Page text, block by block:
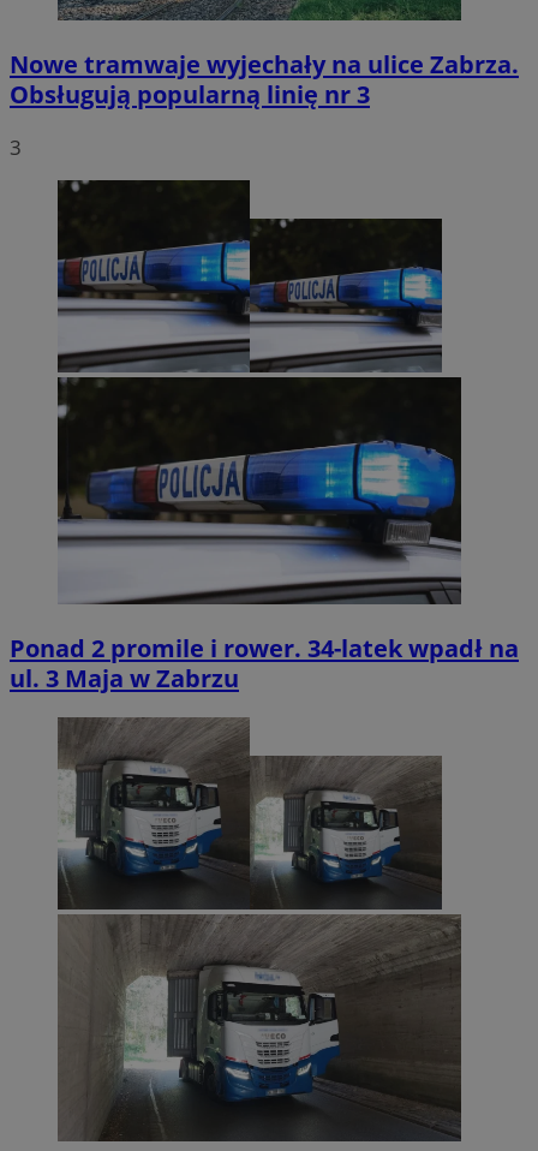
Nowe tramwaje wyjechały na ulice Zabrza.
Obsługują popularną linię nr 3
3
Ponad 2 promile i rower. 34-latek wpadł na
ul. 3 Maja w Zabrzu